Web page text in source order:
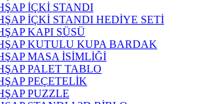
İÇKİ STANDI
İÇKİ STANDI HEDİYE SETİ
KAPI SÜSÜ
KUTULU KUPA BARDAK
MASA İSİMLİĞİ
PALET TABLO
PEÇETELİK
PUZZLE